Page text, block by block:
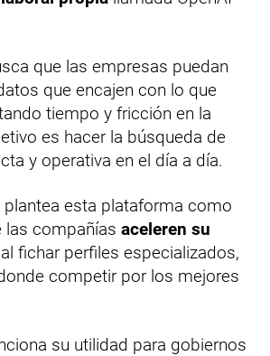
que las empresas puedan
que encajen con lo que
tiempo y fricción en la
es hacer la búsqueda de
y operativa en el día a día.
plantea esta plataforma como
las compañías aceleren su
al fichar perfiles especializados,
competir por los mejores
su utilidad para gobiernos